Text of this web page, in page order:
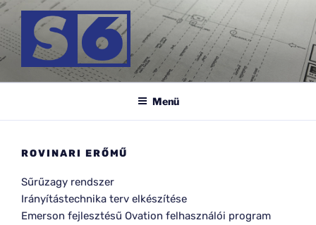
Tartalomhoz
S-6 MÉRNÖK KFT.
Menü
ROVINARI ERŐMŰ
Sűrűzagy rendszer
Irányítástechnika terv elkészítése
Emerson fejlesztésű Ovation felhasználói program